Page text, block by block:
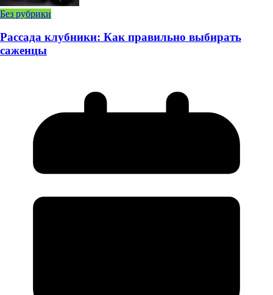
Без рубрики
Рассада клубники: Как правильно выбирать
саженцы